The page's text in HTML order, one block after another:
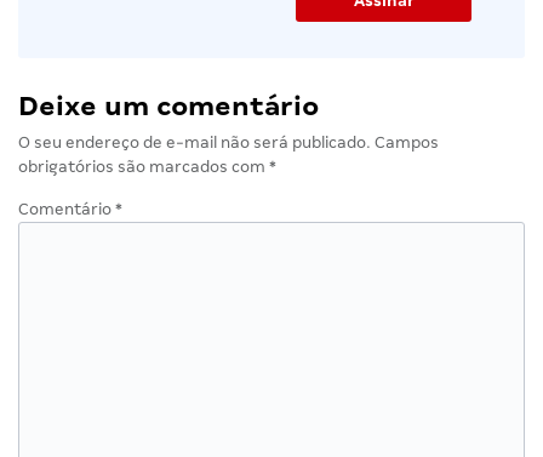
Deixe um comentário
O seu endereço de e-mail não será publicado. Campos
obrigatórios são marcados com *
Comentário *